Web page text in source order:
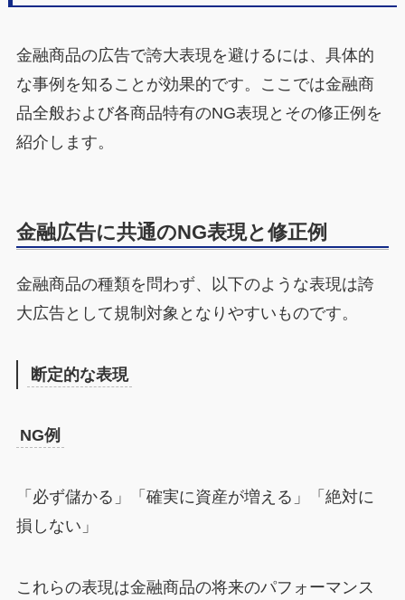
金融商品の広告で誇大表現を避けるには、具体的
な事例を知ることが効果的です。ここでは金融商
品全般および各商品特有のNG表現とその修正例を
紹介します。
金融広告に共通のNG表現と修正例
金融商品の種類を問わず、以下のような表現は誇
大広告として規制対象となりやすいものです。
断定的な表現
NG例
「必ず儲かる」「確実に資産が増える」「絶対に
損しない」
これらの表現は金融商品の将来のパフォーマンス